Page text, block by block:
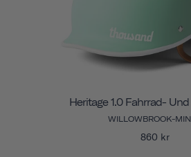
Heritage 1.0 Fahrrad-
WILLOWBROOK-
860 kr